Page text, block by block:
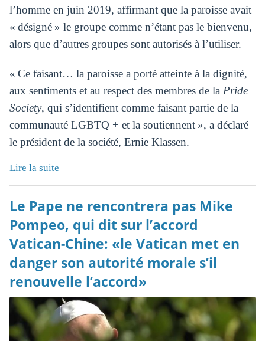
l’homme en juin 2019, affirmant que la paroisse avait
« désigné » le groupe comme n’étant pas le bienvenu,
alors que d’autres groupes sont autorisés à l’utiliser.
« Ce faisant… la paroisse a porté atteinte à la dignité,
aux sentiments et au respect des membres de la Pride
Society, qui s’identifient comme faisant partie de la
communauté LGBTQ + et la soutiennent », a déclaré
le président de la société, Ernie Klassen.
Lire la suite
Le Pape ne rencontrera pas Mike
Pompeo, qui dit sur l’accord
Vatican-Chine: «le Vatican met en
danger son autorité morale s’il
renouvelle l’accord»